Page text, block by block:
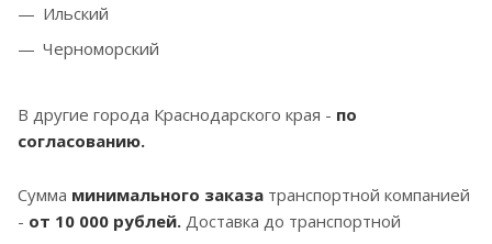
Ильский
Черноморский
В другие города Краснодарского края - по
согласованию.
Сумма минимального заказа транспортной компанией
- от 10 000 рублей. Доставка до транспортной